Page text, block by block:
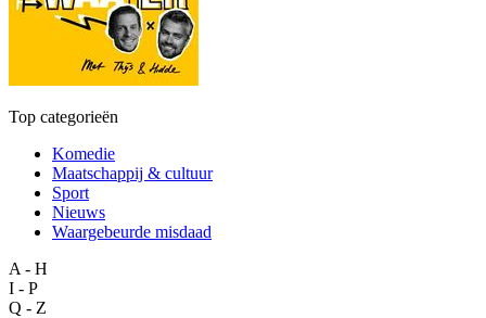
Top categorieën
Komedie
Maatschappij & cultuur
Sport
Nieuws
Waargebeurde misdaad
A - H
I - P
Q - Z